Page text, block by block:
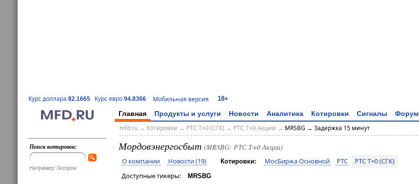
Курс доллара 82.1665 Курс евро 94.8366 Мобильная версия 18+
Главная Продукты и услуги Новости Аналитика Котировки Сигналы Форум
Поиск котировок:
Например: Газпром
mfd.ru→ Котировки → РТС T+0 (СГК) → РТС T+0 Акции → MRSBG → Задержка 15 минут
Мордовэнергосбыт (MRSBG: РТС T+0 Акции)
О компании Новости (19) Котировки: МосБиржа Основной РТС
РТС T+0 (СГК)
Доступные тикеры:
MRSBG